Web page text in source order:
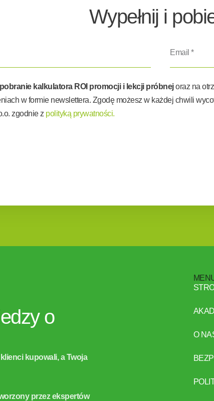
Wypełnij i
kalkulatora ROI promocji i lekcji próbnejoraz na
w formie newslettera. Zgodę możesz w każdej chwili
zgodnie z polityką prywatności.
o
kupowali, a Twoja
przez ekspertów
O